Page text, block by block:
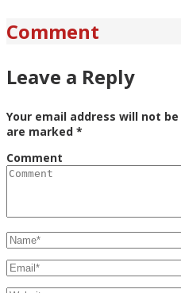
Comment
Leave a Reply
Your email address will not
are marked *
Comment